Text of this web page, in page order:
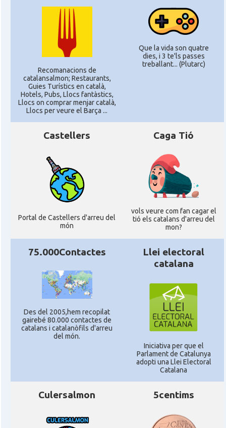
Recomanacions de
catalansalmon; Restaurants,
Guies Turístics en català,
Hotels, Pubs, Llocs fantàstics,
Llocs on comprar menjar català,
Llocs per veure el Barça ...
Que la vida son quatre
dies, i 3 te'ls passes
treballant... (Plutarc)
Castellers
Portal de Castellers d'arreu del
món
Caga Tió
vols veure com fan cagar el
tió els catalans d'arreu del
mon?
75.000Contactes
Des del 2005,hem recopilat
gairebé 80.000 contactes de
catalans i catalanòfils d'arreu
del món.
Llei electoral
catalana
Iniciativa per que el
Parlament de Catalunya
adopti una Llei Electoral
Catalana
Culersalmon 5centims